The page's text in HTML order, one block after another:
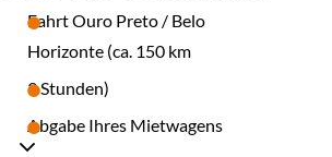
Fahrt Ouro Preto / Belo
Horizonte (ca. 150 km
3 Stunden)
Abgabe Ihres Mietwagens